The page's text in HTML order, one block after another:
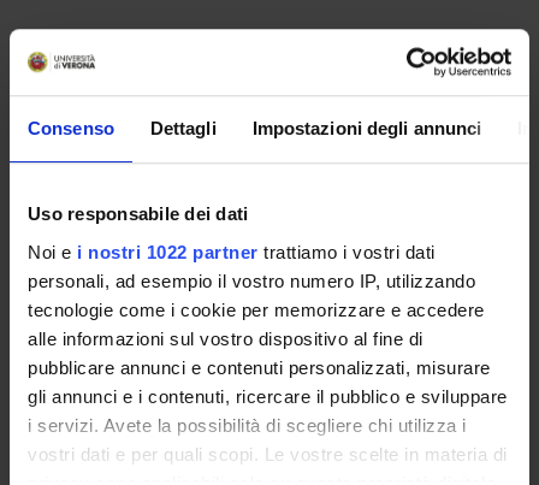
Consenso Dettagli Impostazioni degli annunci
Uso responsabile dei dati
Noi e i nostri 1022 partner trattiamo i vostri dati
personali, ad esempio il vostro numero IP, utilizzando
tecnologie come i cookie per memorizzare e accedere
alle informazioni sul vostro dispositivo al fine di
pubblicare annunci e contenuti personalizzati, misurare
gli annunci e i contenuti, ricercare il pubblico e sviluppare
i servizi. Avete la possibilità di scegliere chi utilizza i
vostri dati e per quali scopi. Le vostre scelte in materia di
ORGANISATION
GOVERNANCE
COMMITTEES